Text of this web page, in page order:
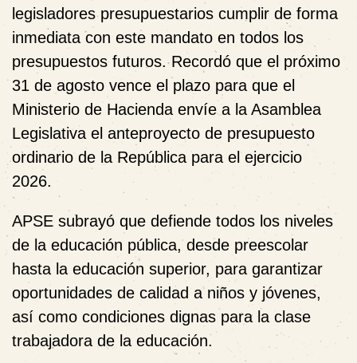
legisladores presupuestarios cumplir de forma
inmediata con este mandato en todos los
presupuestos futuros. Recordó que el próximo
31 de agosto vence el plazo para que el
Ministerio de Hacienda envíe a la Asamblea
Legislativa el anteproyecto de presupuesto
ordinario de la República para el ejercicio
2026.
APSE subrayó que defiende todos los niveles
de la educación pública, desde preescolar
hasta la educación superior, para garantizar
oportunidades de calidad a niños y jóvenes,
así como condiciones dignas para la clase
trabajadora de la educación.